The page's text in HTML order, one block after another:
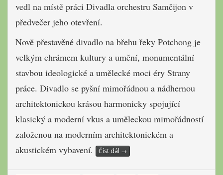
vedl na místě práci Divadla orchestru Samčijon v
předvečer jeho otevření.
Nově přestavěné divadlo na břehu řeky Potchong je
velkým chrámem kultury a umění, monumentální
stavbou ideologické a umělecké moci éry Strany
práce. Divadlo se pyšní mimořádnou a nádhernou
architektonickou krásou harmonicky spojující
klasický a moderní vkus a uměleckou mimořádností
založenou na moderním architektonickém a
akustickém vybavení.
Číst dál →